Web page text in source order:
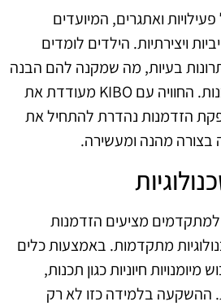
ואתגרים, המיועדים
ויצירתיות. הילדים לומדים
בעיות, מה שמקנה להם הבנה
בסיסית של עקרונות תכנות. החוויה עם KIBO מעודדת את
הזדמנות נהדרת להתחיל את
בצורה מהנה ומעשירה.
למתקדמים מציעים הזדמנות
מתקדמות. באמצעות כלים
מיומנויות חיוניות כגון תכנות,
ההשקעה בלמידה כזו לא רק